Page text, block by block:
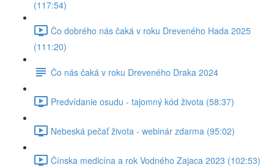
(117:54)
Čo dobrého nás čaká v roku Dreveného Hada 2025
(111:20)
Čo nás čaká v roku Dreveného Draka 2024
Predvídanie osudu - tajomný kód života (58:37)
Nebeská pečať života - webinár zdarma (95:02)
Čínska medicína a rok Vodného Zajaca 2023 (102:53)